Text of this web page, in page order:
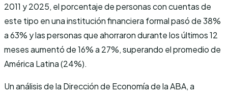
2011 y 2025, el porcentaje de personas con cuentas de
este tipo en una institución financiera formal pasó de 38%
a 63% y las personas que ahorraron durante los últimos 12
meses aumentó de 16% a 27%, superando el promedio de
América Latina (24%).
Un análisis de la Dirección de Economía de la ABA, a